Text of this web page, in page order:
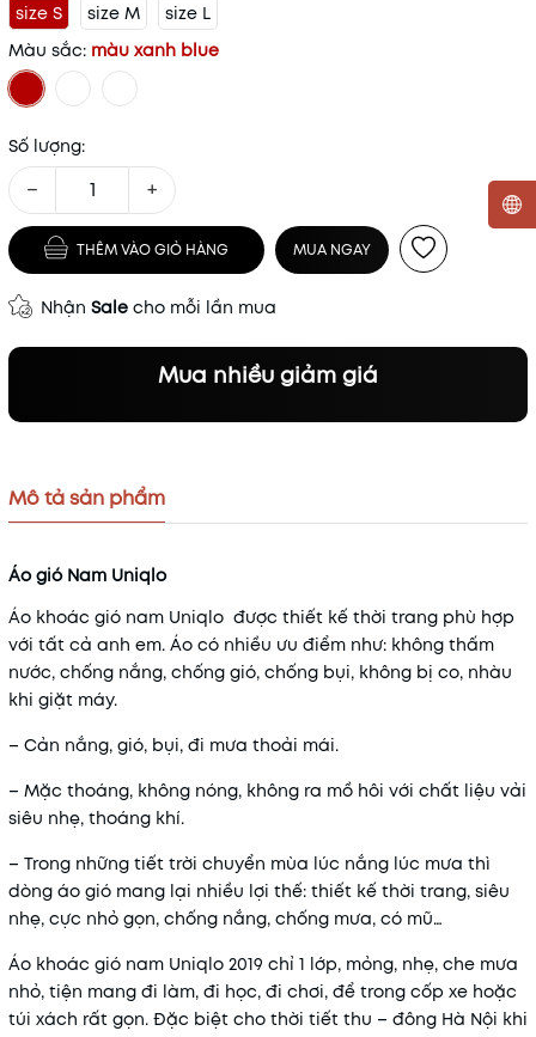
size S
size M
size L
Màu sắc: màu xanh blue
Số lượng:
− +
THÊM VÀO GIỎ HÀNG MUA NGAY
Nhận Sale cho mỗi lần mua
Mua nhiều giảm giá
Mã khuyến mãi:
Điều kiện:
Mô tả sản phẩm
Áo gió Nam Uniqlo
Áo khoác gió nam Uniqlo được thiết kế thời trang phù hợp
với tất cả anh em. Áo có nhiều ưu điểm như: không thấm
nước, chống nắng, chống gió, chống bụi, không bị co, nhàu
khi giặt máy.
– Cản nắng, gió, bụi, đi mưa thoải mái.
– Mặc thoáng, không nóng, không ra mồ hôi với chất liệu vải
siêu nhẹ, thoáng khí.
– Trong những tiết trời chuyển mùa lúc nắng lúc mưa thì
dòng áo gió mang lại nhiều lợi thế: thiết kế thời trang, siêu
nhẹ, cực nhỏ gọn, chống nắng, chống mưa, có mũ…
Áo khoác gió nam Uniqlo 2019 chỉ 1 lớp, mỏng, nhẹ, che mưa
nhỏ, tiện mang đi làm, đi học, đi chơi, để trong cốp xe hoặc
túi xách rất gọn. Đặc biệt cho thời tiết thu – đông Hà Nội khi